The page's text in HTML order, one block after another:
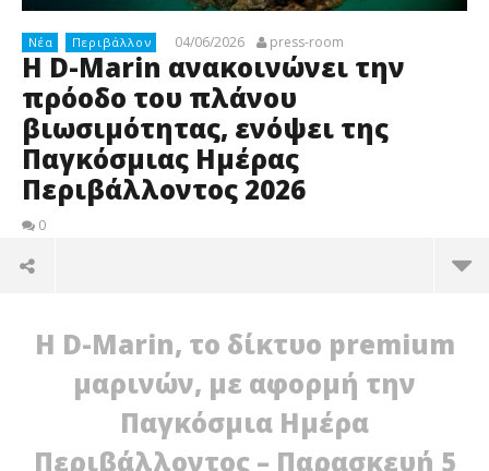
Νέα Περιβάλλον 04/06/2026 press-room
Η D-Marin ανακοινώνει την
πρόοδο του πλάνου
βιωσιμότητας, ενόψει της
Παγκόσμιας Ημέρας
Περιβάλλοντος 2026
0
Η D-Marin, το δίκτυο premium
μαρινών, με αφορμή την
Παγκόσμια Ημέρα
Περιβάλλοντος – Παρασκευή 5